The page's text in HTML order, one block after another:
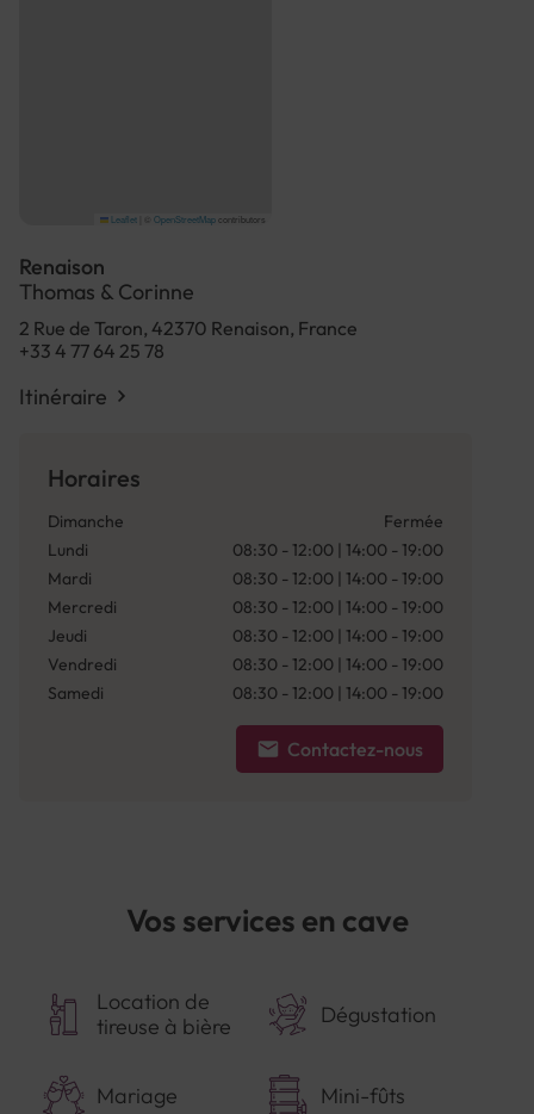
Leaflet ©OpenStreetMapcontributors
Renaison
Thomas & Corinne
2 Rue de Taron, 42370 Renaison, France
+33 4 77 64 25 78
Itinéraire
Horaires
Dimanche
Fermée
Lundi
08:30 - 12:00 | 14:00 - 19:00
Mardi
08:30 - 12:00 | 14:00 - 19:00
Mercredi
08:30 - 12:00 | 14:00 - 19:00
Jeudi
08:30 - 12:00 | 14:00 - 19:00
Vendredi
08:30 - 12:00 | 14:00 - 19:00
Samedi
08:30 - 12:00 | 14:00 - 19:00
Contactez-nous
Vos services en cave
Location de
tireuse à bière
Dégustation
Mariage Mini-fûts